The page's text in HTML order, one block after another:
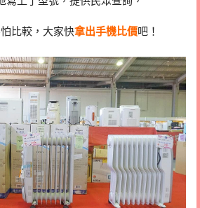
比較，大家快拿出手機比價吧！